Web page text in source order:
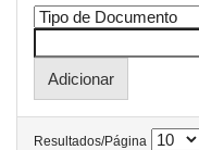
Resultados/Página